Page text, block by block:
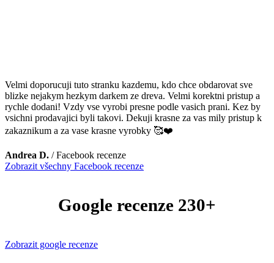
Velmi doporucuji tuto stranku kazdemu, kdo chce obdarovat sve
blizke nejakym hezkym darkem ze dreva. Velmi korektni pristup a
rychle dodani! Vzdy vse vyrobi presne podle vasich prani. Kez by
vsichni prodavajici byli takovi. Dekuji krasne za vas mily pristup k
zakaznikum a za vase krasne vyrobky 🥰❤️
Andrea D. /Facebook recenze
Zobrazit všechny Facebook recenze
Google recenze 230+
Zobrazit google recenze